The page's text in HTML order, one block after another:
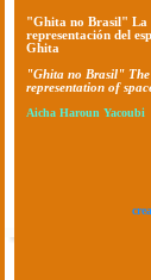
"Ghita no Brasil" La
representación del
Ghita
"Ghita no Brasil" The
representation of
Aicha Haroun Yacoubi